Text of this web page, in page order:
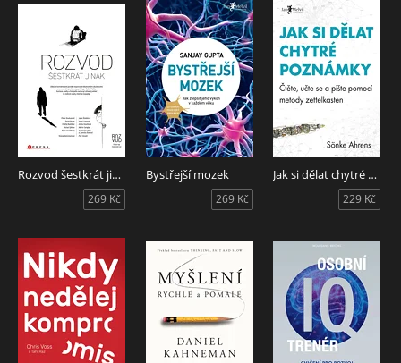
Rozvod šestkrát jinak
269 Kč
Bystřejší mozek
269 Kč
Jak si dělat chytré poznámky
229 Kč